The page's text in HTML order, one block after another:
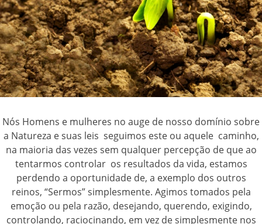
Nós Homens e mulheres no auge de nosso domínio sobre
a Natureza e suas leis seguimos este ou aquele caminho,
na maioria das vezes sem qualquer percepção de que ao
tentarmos controlar os resultados da vida, estamos
perdendo a oportunidade de, a exemplo dos outros
reinos, “Sermos” simplesmente. Agimos tomados pela
emoção ou pela razão, desejando, querendo, exigindo,
controlando, raciocinando, em vez de simplesmente nos